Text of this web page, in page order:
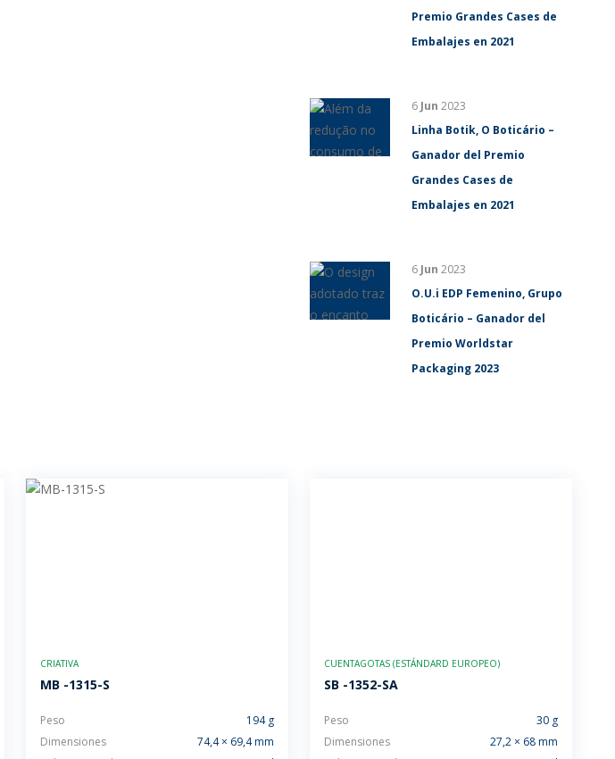
Premio Grandes Cases de
Embalajes en 2021
6 Jun 2023
Linha Botik, O Boticário –
Ganador del Premio
Grandes Cases de
Embalajes en 2021
6 Jun 2023
O.U.i EDP Femenino, Grupo
Boticário – Ganador del
Premio Worldstar
Packaging 2023
CRIATIVA
MB -1315-S
Peso
194 g
Dimensiones
74,4 × 69,4 mm
CUENTAGOTAS (ESTÁNDARD EUROPEO)
SB -1352-SA
Peso
30 g
Dimensiones
27,2 × 68 mm